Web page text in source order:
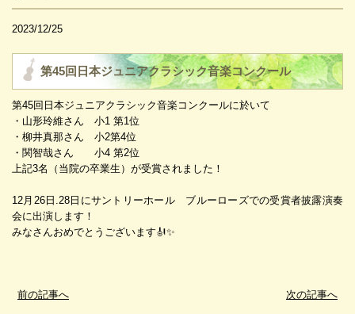
2023/12/25
第45回日本ジュニアクラシック音楽コンクール
第45回日本ジュニアクラシック音楽コンクールに於いて
・山形玲維さん 小1 第1位
・柳井真那さん 小2第4位
・関智哉さん 小4 第2位
上記3名（当院の卒業生）が受賞されました！
12月26日.28日にサントリーホール ブルーローズでの受賞者披露演奏
会に出演します！
みなさんおめでとうございます🎻✨
前の記事へ 次の記事へ